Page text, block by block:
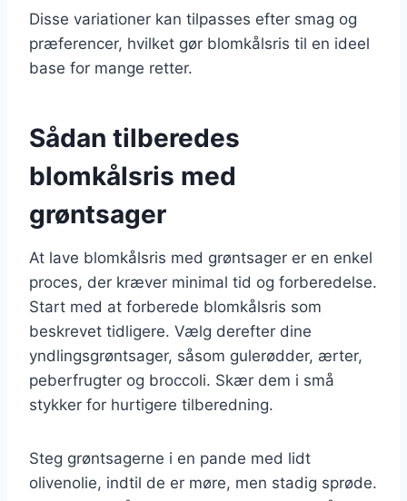
Disse variationer kan tilpasses efter smag og
præferencer, hvilket gør blomkålsris til en ideel
base for mange retter.
Sådan tilberedes
blomkålsris med
grøntsager
At lave blomkålsris med grøntsager er en enkel
proces, der kræver minimal tid og forberedelse.
Start med at forberede blomkålsris som
beskrevet tidligere. Vælg derefter dine
yndlingsgrøntsager, såsom gulerødder, ærter,
peberfrugter og broccoli. Skær dem i små
stykker for hurtigere tilberedning.
Steg grøntsagerne i en pande med lidt
olivenolie, indtil de er møre, men stadig sprøde.